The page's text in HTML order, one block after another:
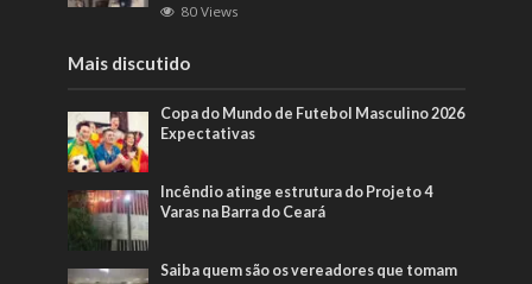
80 Views
Mais discutido
Copa do Mundo de Futebol Masculino 2026
Expectativas
Incêndio atinge estrutura do Projeto 4
Varas na Barra do Ceará
Saiba quem são os vereadores que tomam